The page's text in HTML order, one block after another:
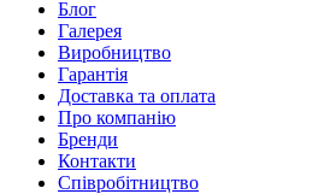
Блог
Галерея
Виробництво
Гарантія
Доставка та оплата
Про компанію
Бренди
Контакти
Співробітництво